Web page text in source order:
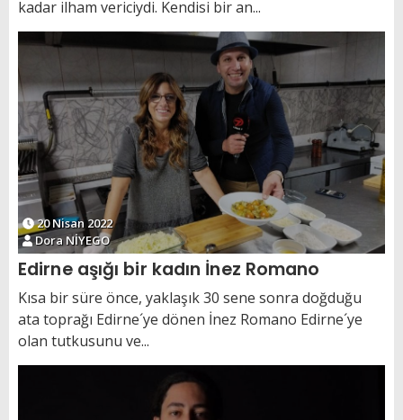
kadar ilham vericiydi. Kendisi bir an...
20 Nisan 2022
Dora NİYEGO
Edirne aşığı bir kadın İnez Romano
Kısa bir süre önce, yaklaşık 30 sene sonra doğduğu
ata toprağı Edirne´ye dönen İnez Romano Edirne´ye
olan tutkusunu ve...